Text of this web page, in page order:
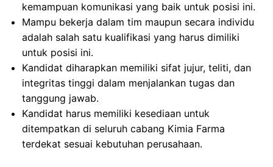
kemampuan komunikasi yang baik untuk posisi ini.
Mampu bekerja dalam tim maupun secara individu
adalah salah satu kualifikasi yang harus dimiliki
untuk posisi ini.
Kandidat diharapkan memiliki sifat jujur, teliti, dan
integritas tinggi dalam menjalankan tugas dan
tanggung jawab.
Kandidat harus memiliki kesediaan untuk
ditempatkan di seluruh cabang Kimia Farma
terdekat sesuai kebutuhan perusahaan.